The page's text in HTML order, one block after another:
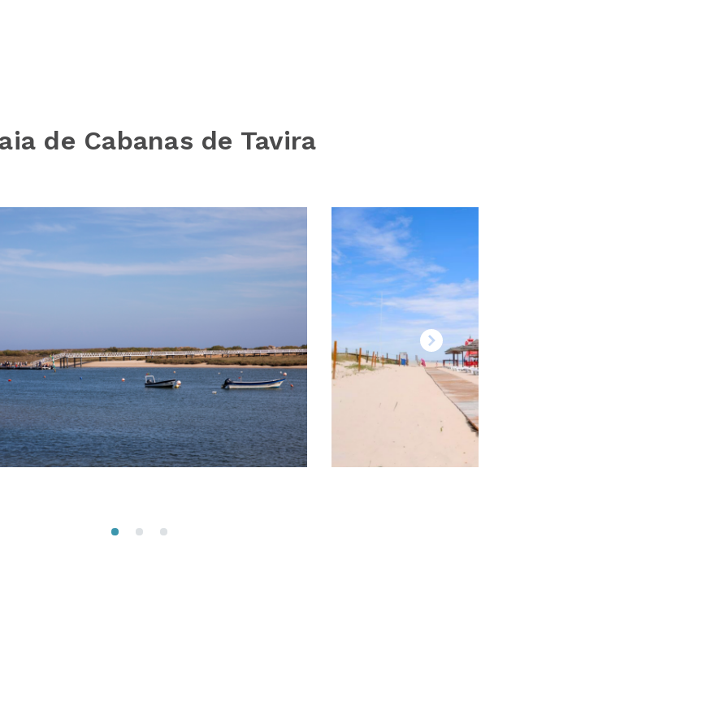
de Cabanas de Tavira